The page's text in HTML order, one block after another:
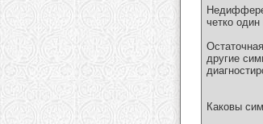
четко один
другие
Каковы